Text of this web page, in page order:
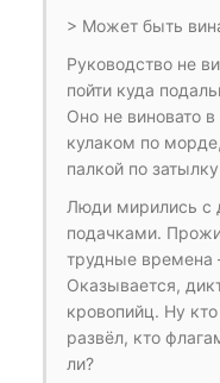
> Может быть
Руководство не
пойти куда
Оно не виновато в
кулаком по
палкой по
Люди мирились с
подачками.
трудные времена
Оказывается,
кровопийц. Ну
развёл, кто
ли?